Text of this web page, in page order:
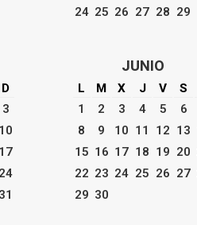
24 25 26 27 28 29
D
3
10
17
24
31
JUNIO
L M X J V S
1
2 3 4 5 6
8
9 10 11 12 13
15 16 17 18 19 20
22 23 24 25 26 27
29 30